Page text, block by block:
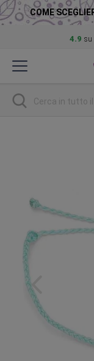
COME
4.9 su
al
Ricerca
immagini